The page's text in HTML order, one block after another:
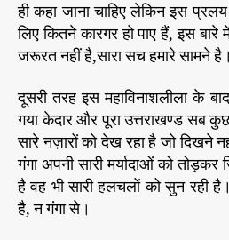
ही कहा जाना चाहिए लेकिन इस
लिए कितने कारगर हो पाए हैं, इस
जरूरत नहीं है,सारा सच हमारे सामने है।
दूसरी तरह इस महाविनाशलीला के
गया केदार और पूरा उत्तराखण्ड सब
सारे नज़ारों को देख रहा है जो दिखने
गंगा अपनी सारी मर्यादाओं को
है वह भी सारी हलचलों को सुन रही
है, न गंगा से।